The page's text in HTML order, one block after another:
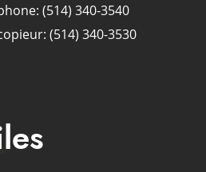
(514) 340-3540
(514) 340-3530